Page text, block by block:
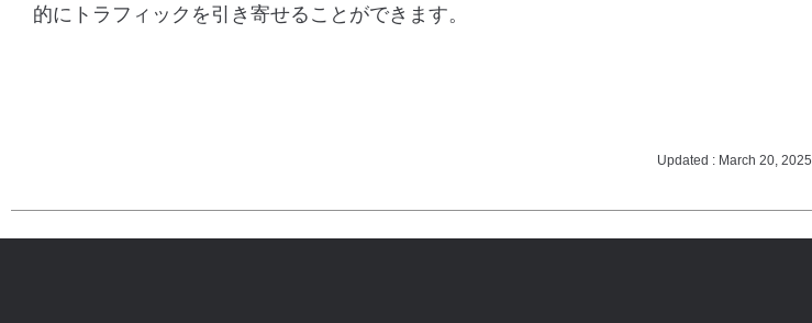
的にトラフィックを引き寄せることができます。
Updated : March 20, 2025